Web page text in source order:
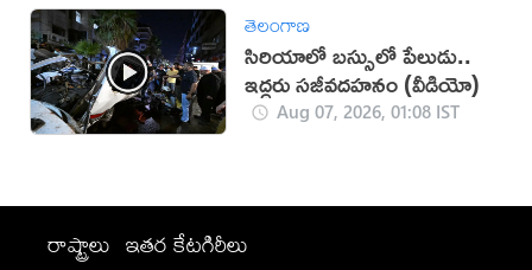
తెలంగాణ
సిరియాలో బస్సులో పేలుడు..
ఇద్దరు సజీవదహనం (వీడియో)
Aug 07, 2026, 01:08 IST
రాష్ట్రాలు ఇతర కేటగిరీలు